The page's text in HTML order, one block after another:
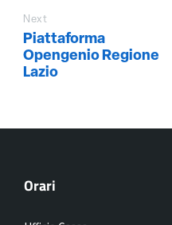
Next
Piattaforma
Opengenio Regione
Lazio
Orari